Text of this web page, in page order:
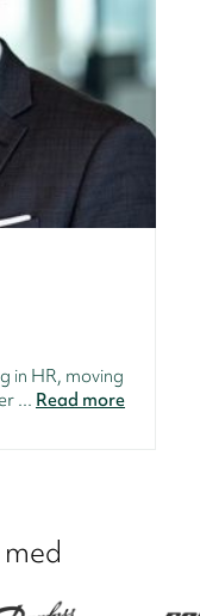
in HR, moving
... Read more